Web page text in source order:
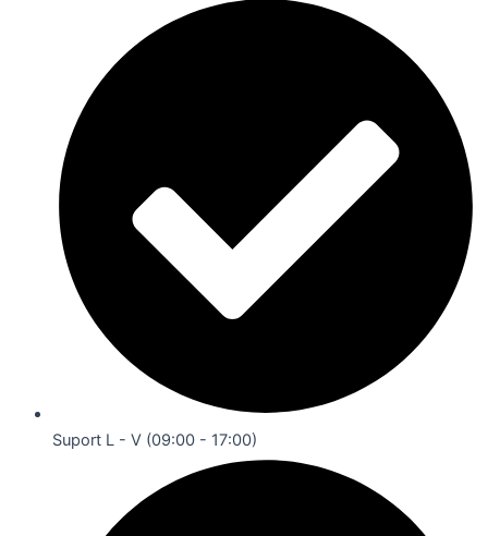
Suport L - V (09:00 - 17:00)